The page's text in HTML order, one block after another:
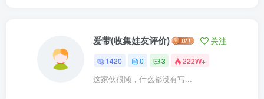
爱带(收集娃友评价) 关注
1420 0 3 222W+
这家伙很懒，什么都没有写...